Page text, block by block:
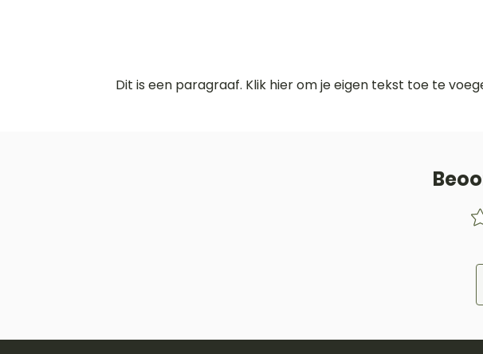
Dit is een paragraaf. Klik hier om je eigen tekst toe te